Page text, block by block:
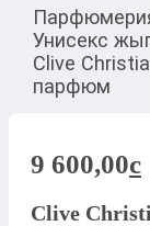
Унисекс
Clive
парфюм
9 600,00c
Clive